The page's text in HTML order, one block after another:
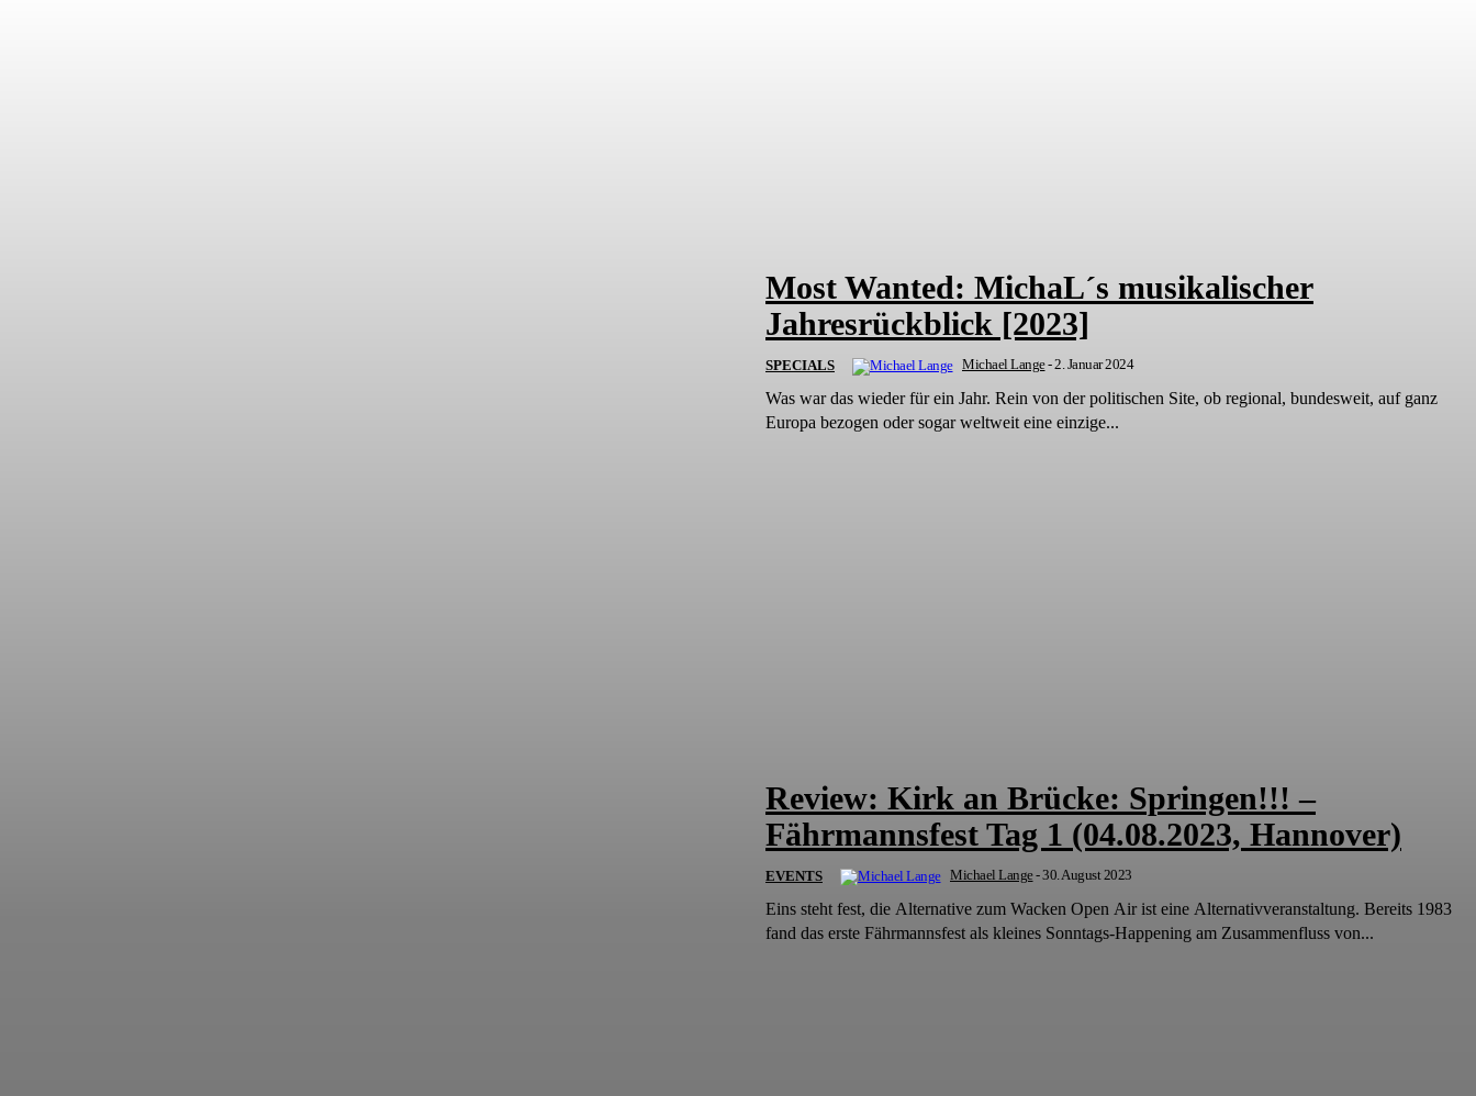
Most Wanted: MichaL´s musikalischer
Jahresrückblick [2023]
SPECIALS Michael Lange-2. Januar 2024
Was war das wieder für ein Jahr. Rein von der politischen Site, ob regional, bundesweit, auf ganz
Europa bezogen oder sogar weltweit eine einzige...
Review: Kirk an Brücke: Springen!!! –
Fährmannsfest Tag 1 (04.08.2023, Hannover)
EVENTS Michael Lange-30. August 2023
Eins steht fest, die Alternative zum Wacken Open Air ist eine Alternativveranstaltung. Bereits 1983
fand das erste Fährmannsfest als kleines Sonntags-Happening am Zusammenfluss von...